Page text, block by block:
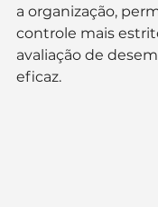
a organização,
controle mais
avaliação de
eficaz.